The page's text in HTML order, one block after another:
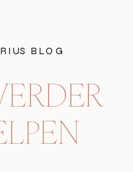
BLOG